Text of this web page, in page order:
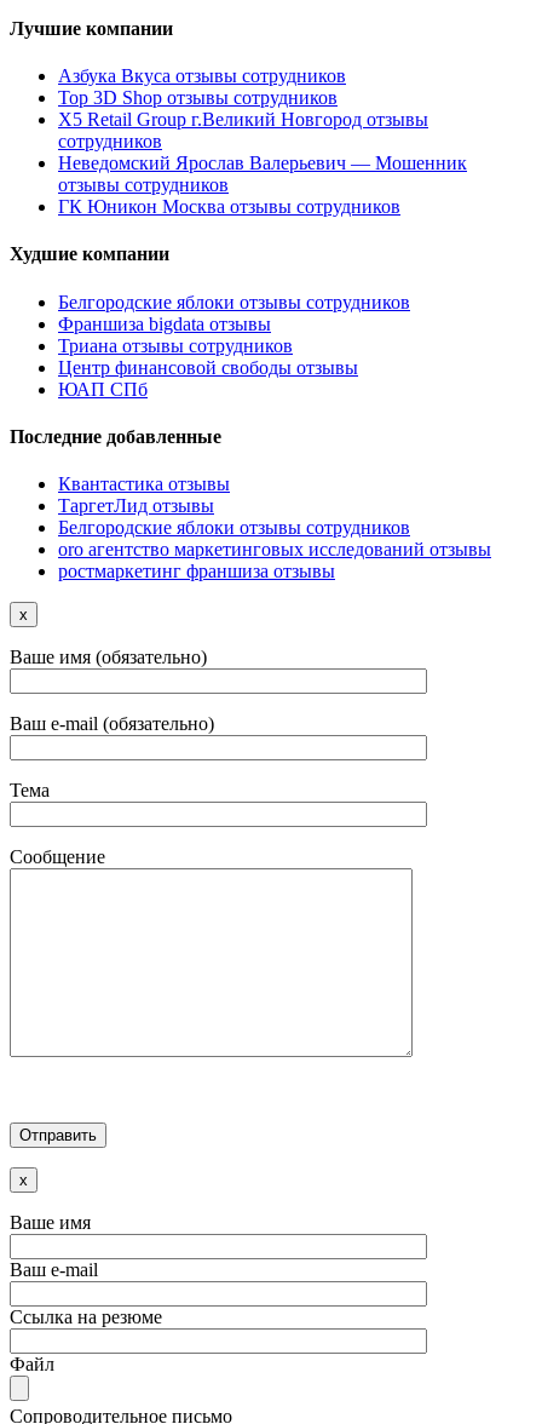
Лучшие компании
Азбука Вкуса отзывы сотрудников
Top 3D Shop отзывы сотрудников
X5 Retail Group г.Великий Новгород отзывы
сотрудников
Неведомский Ярослав Валерьевич — Мошенник
отзывы сотрудников
ГК Юникон Москва отзывы сотрудников
Худшие компании
Белгородские яблоки отзывы сотрудников
Франшиза bigdata отзывы
Триана отзывы сотрудников
Центр финансовой свободы отзывы
ЮАП СПб
Последние добавленные
Квантастика отзывы
ТаргетЛид отзывы
Белгородские яблоки отзывы сотрудников
oro агентство маркетинговых исследований отзывы
ростмаркетинг франшиза отзывы
x
Ваше имя (обязательно)
Ваш e-mail (обязательно)
Тема
Сообщение
x
Ваше имя
Ваш e-mail
Ссылка на резюме
Файл
Сопроводительное письмо